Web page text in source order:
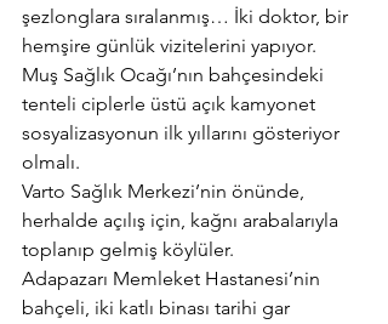
şezlonglara sıralanmış… İki doktor, bir
hemşire günlük vizitelerini yapıyor.
Muş Sağlık Ocağı’nın bahçesindeki
tenteli ciplerle üstü açık kamyonet
sosyalizasyonun ilk yıllarını gösteriyor
olmalı.
Varto Sağlık Merkezi’nin önünde,
herhalde açılış için, kağnı arabalarıyla
toplanıp gelmiş köylüler.
Adapazarı Memleket Hastanesi’nin
bahçeli, iki katlı binası tarihi gar